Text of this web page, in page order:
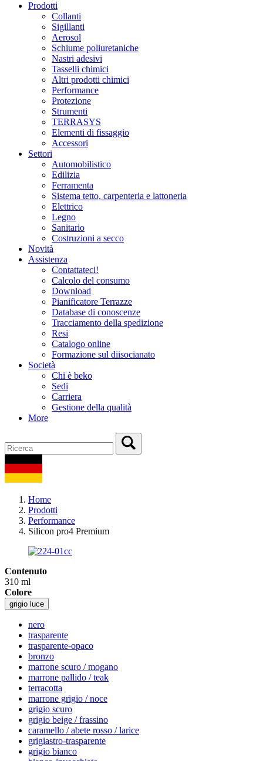
Prodotti
Collanti
Sigillanti
Aerosol
Schiume poliuretaniche
Nastri adesivi
Tasselli chimici
Altri prodotti chimici
Performance
Protezione
Strumenti
TERRASYS
Elementi di fissaggio
Accessori
Settori
Automobilistico
Edilizia
Ferramenta
Sistema tetto, carpenteria e lattoneria
Elettrico
Legno
Sanitario
Costruzioni a secco
Novità
Assistenza
Contattateci!
Calcolo del consumo
Download
Pianificatore Terrazze
Database di conoscenze
Tracciamento della spedizione
Resi
Catalogo online
Formazione sul diisocianato
Società
Chi è beko
Sedi
Carriera
Gestione della qualità
More
Home
Prodotti
Performance
Silicon pro4 Premium
Contenuto
310 ml
Colore
grigio luce
nero
trasparente
trasparente-opaco
bronzo
marrone scuro / mogano
marrone pallido / teak
terracotta
marrone grigio / noce
grigio scuro
grigio beige / frassino
caramello / abete rosso / larice
grigiastro-trasparente
grigio bianco